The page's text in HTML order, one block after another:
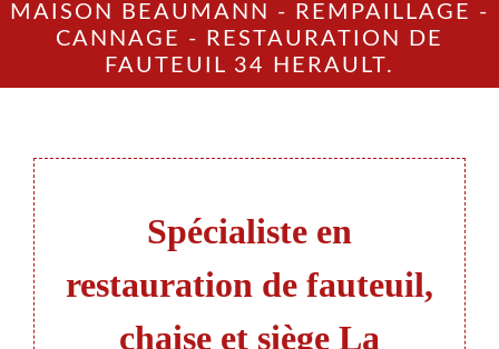
MAISON BEAUMANN - REMPAILLAGE -
CANNAGE - RESTAURATION DE
FAUTEUIL 34 HERAULT.
Spécialiste en
restauration de fauteuil,
chaise et siège La